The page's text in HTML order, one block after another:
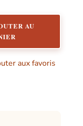
AU
aux favoris